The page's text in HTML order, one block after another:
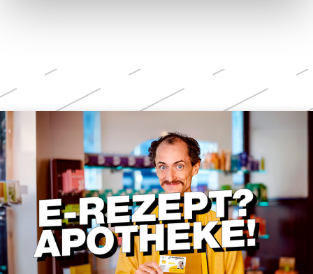
Weitere
Themen